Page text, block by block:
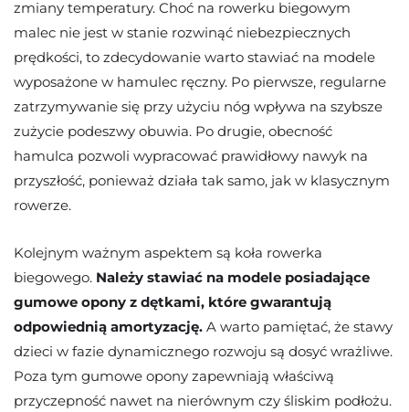
zmiany temperatury. Choć na rowerku biegowym
malec nie jest w stanie rozwinąć niebezpiecznych
prędkości, to zdecydowanie warto stawiać na modele
wyposażone w hamulec ręczny. Po pierwsze, regularne
zatrzymywanie się przy użyciu nóg wpływa na szybsze
zużycie podeszwy obuwia. Po drugie, obecność
hamulca pozwoli wypracować prawidłowy nawyk na
przyszłość, ponieważ działa tak samo, jak w klasycznym
rowerze.
Kolejnym ważnym aspektem są koła rowerka
biegowego. Należy stawiać na modele posiadające
gumowe opony z dętkami, które gwarantują
odpowiednią amortyzację. A warto pamiętać, że stawy
dzieci w fazie dynamicznego rozwoju są dosyć wrażliwe.
Poza tym gumowe opony zapewniają właściwą
przyczepność nawet na nierównym czy śliskim podłożu.